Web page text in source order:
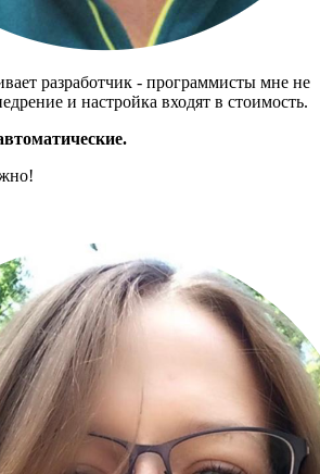
разработчик - программисты мне не
и настройка входят в стоимость.